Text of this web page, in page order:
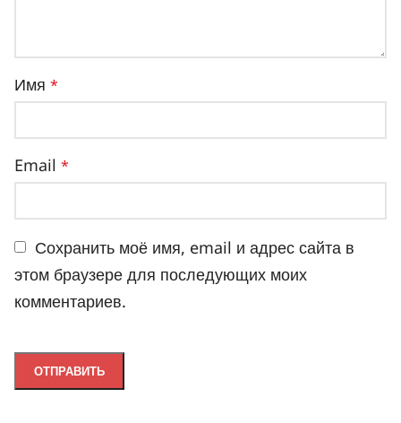
Имя *
Email *
Сохранить моё имя, email и адрес сайта в
этом браузере для последующих моих
комментариев.